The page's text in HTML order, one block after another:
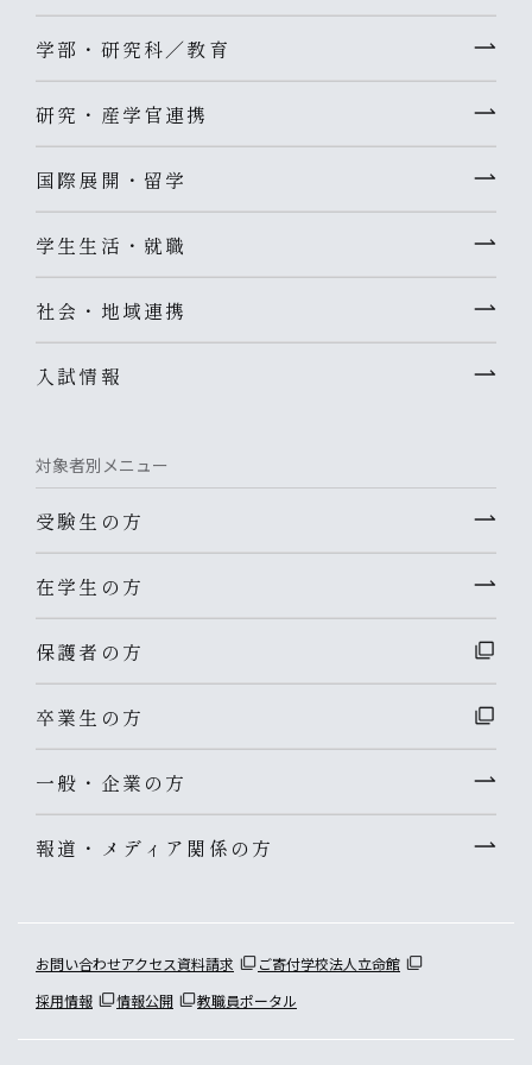
学部・研究科／教育
研究・産学官連携
国際展開・留学
学生生活・就職
社会・地域連携
入試情報
対象者別メニュー
受験生の方
在学生の方
保護者の方
卒業生の方
一般・企業の方
報道・メディア関係の方
お問い合わせアクセス資料請求 ご寄付学校法人立命館
採用情報
情報公開 教職員ポータル